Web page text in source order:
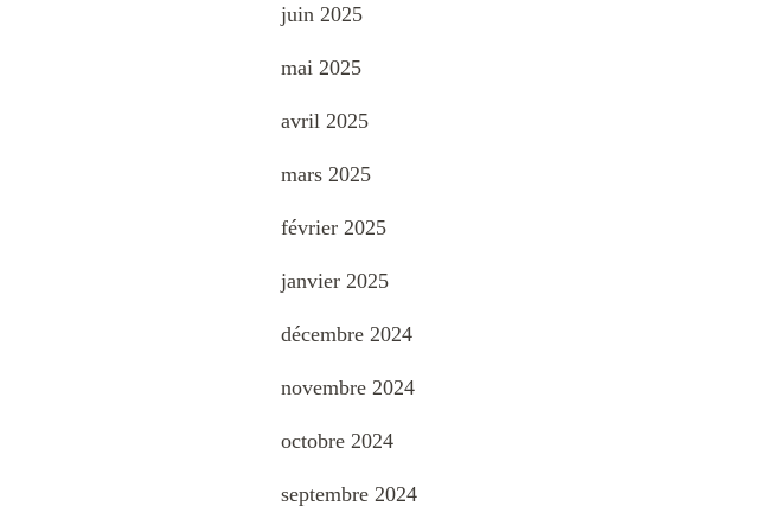
juin 2025
mai 2025
avril 2025
mars 2025
février 2025
janvier 2025
décembre 2024
novembre 2024
octobre 2024
septembre 2024